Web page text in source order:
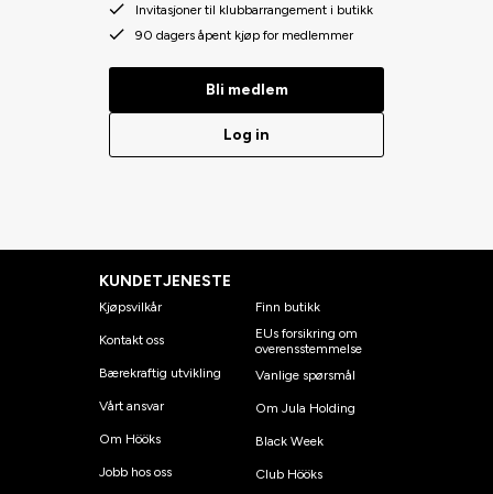
Invitasjoner til klubbarrangement i butikk
90 dagers åpent kjøp for medlemmer
Bli medlem
Log in
KUNDETJENESTE
Kjøpsvilkår
Kontakt oss
Bærekraftig utvikling
Vårt ansvar
Om Hööks
Jobb hos oss
Finn butikk
EUs forsikring om
overensstemmelse
Vanlige spørsmål
Om Jula Holding
Black Week
Club Hööks